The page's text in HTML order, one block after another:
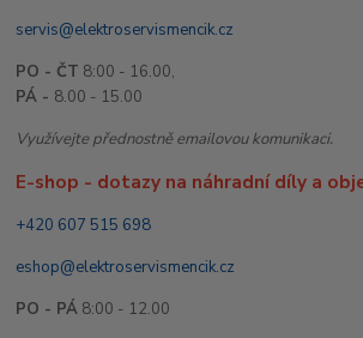
servis@elektroservismencik.cz
PO - ČT 8:00 - 16.00,
PÁ - 8.00 - 15.00
Využívejte přednostně emailovou komunikaci.
E-shop - dotazy na náhradní díly a
+420 607 515 698
eshop@elektroservismencik.cz
PO - PÁ 8:00 - 12.00